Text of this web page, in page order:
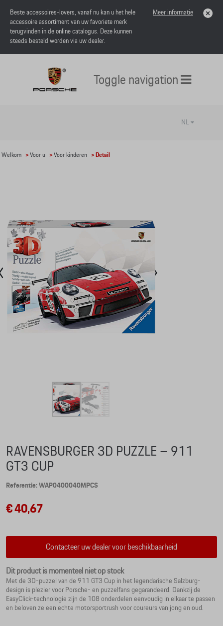
Beste accessoires-lovers, vanaf nu kan u het hele
accessoire assortiment van uw favoriete merk
terugvinden in de online catalogus. Deze kunnen
steeds besteld worden via uw dealer.
Meer informatie
Toggle navigation
NL
Welkom >Voor u >Voor kinderen > Detail
RAVENSBURGER 3D PUZZLE – 911
GT3 CUP
Referentie: WAP0400040MPCS
€ 40,67
Contacteer uw dealer voor beschikbaarheid
Dit product is momenteel niet op stock
Met de 3D-puzzel van de 911 GT3 Cup in het legendarische Salzburg-
design is plezier voor Porsche- en puzzelfans gegarandeerd. Dankzij de
EasyClick-technologie zijn de 108 onderdelen eenvoudig in elkaar te passen
en beloven ze een echte motorsportrush voor coureurs van jong en oud.